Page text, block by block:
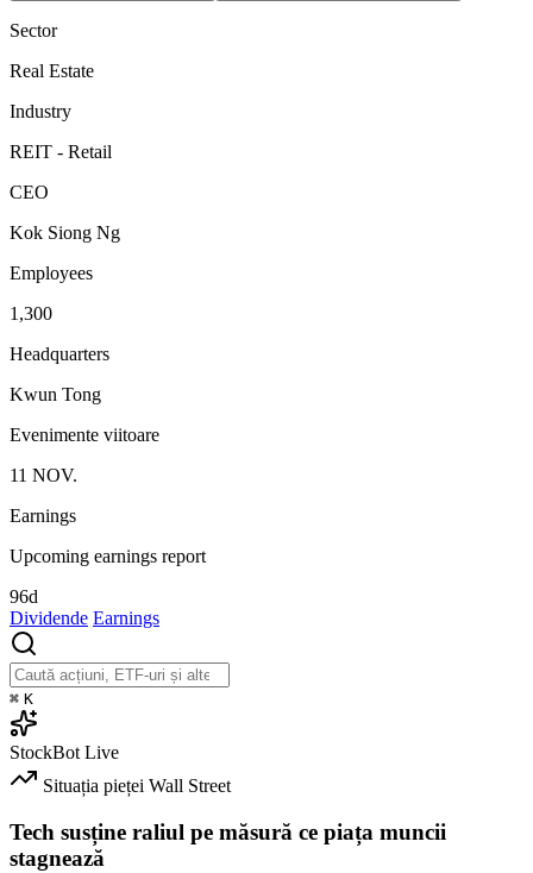
Sector
Real Estate
Industry
REIT - Retail
CEO
Kok Siong Ng
Employees
1,300
Headquarters
Kwun Tong
Evenimente viitoare
11 NOV.
Earnings
Upcoming earnings report
96d
Dividende Earnings
⌘ K
StockBot Live
Situația pieței Wall Street
Tech susține raliul pe măsură ce piața muncii
stagnează